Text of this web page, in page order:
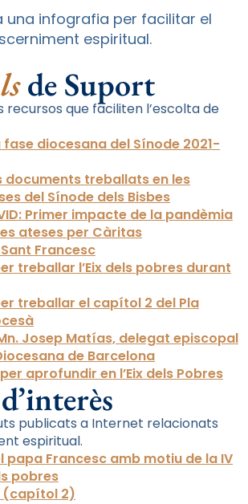
una infografia per facilitar el
espiritual.
de Suport
recursos que faciliten l’escolta de
fase diocesana del Sínode 2021-
documents treballats en les
del Sínode dels Bisbes
Primer impacte de la pandèmia
ateses per Càritas
Francesc
treballar l’Eix dels pobres durant
treballar el capítol 2 del Pla
Josep Matías, delegat episcopal
de Barcelona
aprofundir en l’Eix dels Pobres
publicats a Internet relacionats
espiritual.
papa Francesc amb motiu de la IV
pobres
(capítol 2)